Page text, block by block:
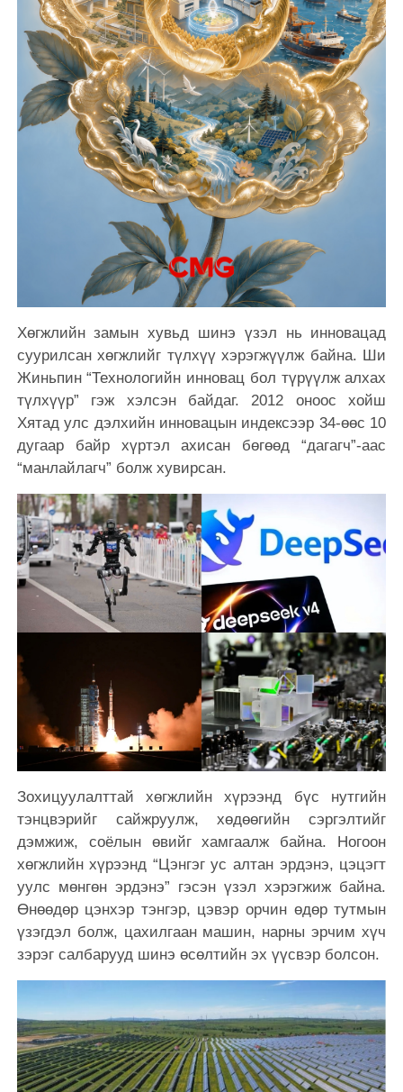
Хөгжлийн замын хувьд шинэ үзэл нь инновацад
суурилсан хөгжлийг түлхүү хэрэгжүүлж байна. Ши
Жиньпин “Технологийн инновац бол түрүүлж алхах
түлхүүр” гэж хэлсэн байдаг. 2012 оноос хойш
Хятад улс дэлхийн инновацын индексээр 34-өөс 10
дугаар байр хүртэл ахисан бөгөөд “дагагч”-аас
“манлайлагч” болж хувирсан.
Зохицуулалттай хөгжлийн хүрээнд бүс нутгийн
тэнцвэрийг сайжруулж, хөдөөгийн сэргэлтийг
дэмжиж, соёлын өвийг хамгаалж байна. Ногоон
хөгжлийн хүрээнд “Цэнгэг ус алтан эрдэнэ, цэцэгт
уулс мөнгөн эрдэнэ” гэсэн үзэл хэрэгжиж байна.
Өнөөдөр цэнхэр тэнгэр, цэвэр орчин өдөр тутмын
үзэгдэл болж, цахилгаан машин, нарны эрчим хүч
зэрэг салбарууд шинэ өсөлтийн эх үүсвэр болсон.